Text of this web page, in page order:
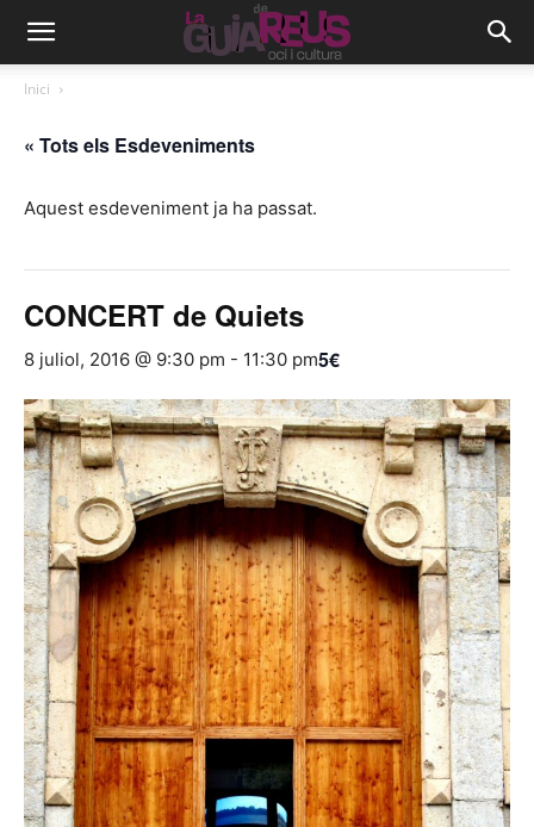
Inici
« Tots els Esdeveniments
Aquest esdeveniment ja ha passat.
CONCERT de Quiets
8 juliol, 2016 @ 9:30 pm - 11:30 pm5€